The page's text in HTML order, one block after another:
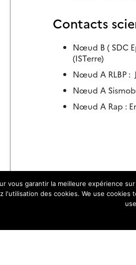
Contacts
Nœud B ( SDC
(ISTerre)
Nœud A RLBP :
Nœud A Sismob
Nœud A Rap :
vous garantir la meilleure expérience
l'utilisation des cookies. We use